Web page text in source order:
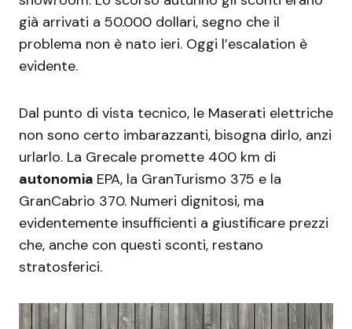
già arrivati a 50.000 dollari, segno che il
problema non è nato ieri. Oggi l’escalation è
evidente.
Dal punto di vista tecnico, le Maserati elettriche
non sono certo imbarazzanti, bisogna dirlo, anzi
urlarlo. La Grecale promette 400 km di
autonomia EPA, la GranTurismo 375 e la
GranCabrio 370. Numeri dignitosi, ma
evidentemente insufficienti a giustificare prezzi
che, anche con questi sconti, restano
stratosferici.